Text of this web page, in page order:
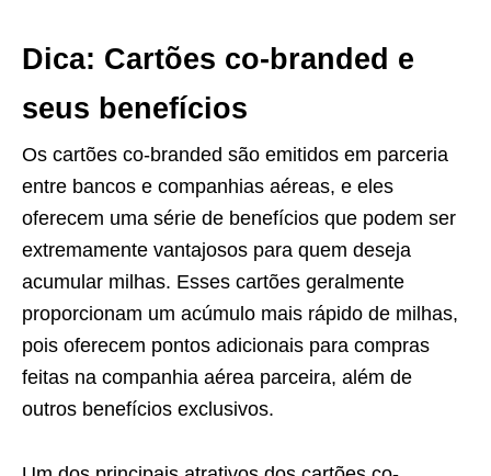
Dica: Cartões co-branded e
seus benefícios
Os cartões co-branded são emitidos em parceria
entre bancos e companhias aéreas, e eles
oferecem uma série de benefícios que podem ser
extremamente vantajosos para quem deseja
acumular milhas. Esses cartões geralmente
proporcionam um acúmulo mais rápido de milhas,
pois oferecem pontos adicionais para compras
feitas na companhia aérea parceira, além de
outros benefícios exclusivos.